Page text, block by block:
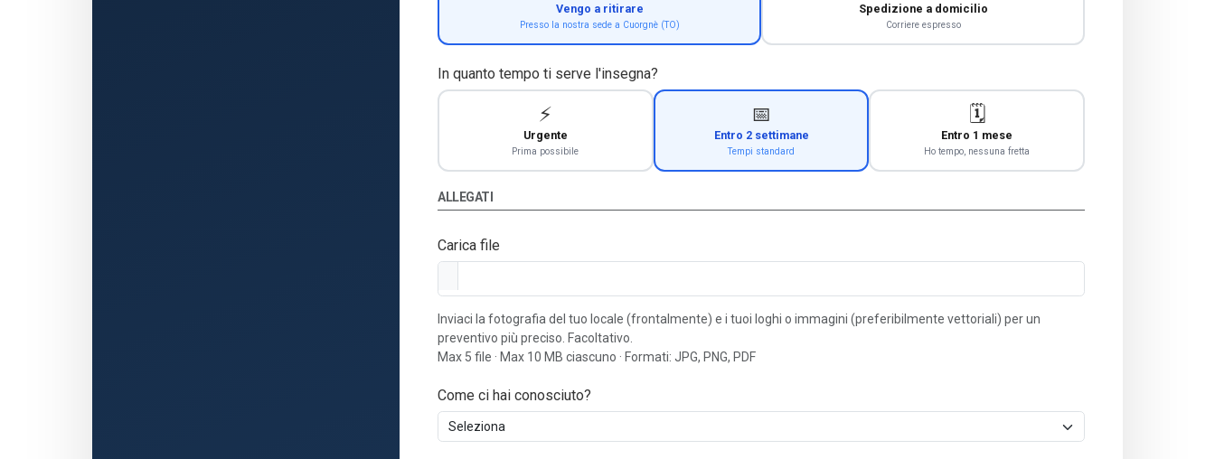
Vengo a ritirare
Presso la nostra sede a Cuorgnè (TO)
Spedizione a domicilio
Corriere espresso
In quanto tempo ti serve l'insegna?
⚡
Urgente
Prima possibile
📅
Entro 2 settimane
Tempi standard
🗓️
Entro 1 mese
Ho tempo, nessuna fretta
ALLEGATI
Carica file
Inviaci la fotografia del tuo locale (frontalmente) e i tuoi loghi o immagini (preferibilmente vettoriali) per un
preventivo più preciso. Facoltativo.
Max 5 file · Max 10 MB ciascuno · Formati: JPG, PNG, PDF
Come ci hai conosciuto?